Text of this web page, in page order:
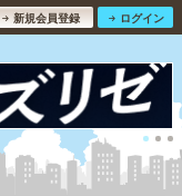
新規会員登録 ログイン